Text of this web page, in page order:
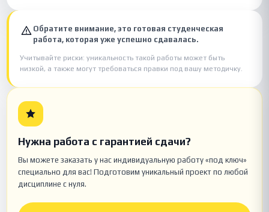
Обратите внимание, это готовая студенческая
работа, которая уже успешно сдавалась.
Учитывайте риски: уникальность такой работы может быть
низкой, а также могут требоваться правки под вашу методичку.
Нужна работа с гарантией сдачи?
Вы можете заказать у нас индивидуальную работу «под ключ»
специально для вас! Подготовим уникальный проект по любой
дисциплине с нуля.